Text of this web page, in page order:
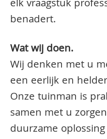
elk vraagstuk
benadert.
Wat wij doen.
Wij denken met u
een eerlijk en
Onze tuinman is
samen met u
duurzame